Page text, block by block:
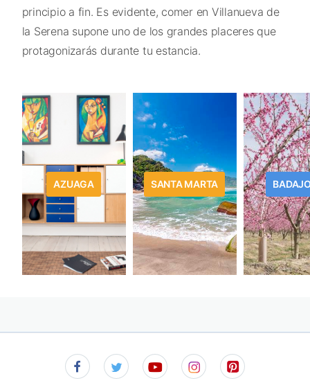
principio a fin. Es evidente, comer en Villanueva de
la Serena supone uno de los grandes placeres que
protagonizarás durante tu estancia.
AZUAGA SANTA MARTA